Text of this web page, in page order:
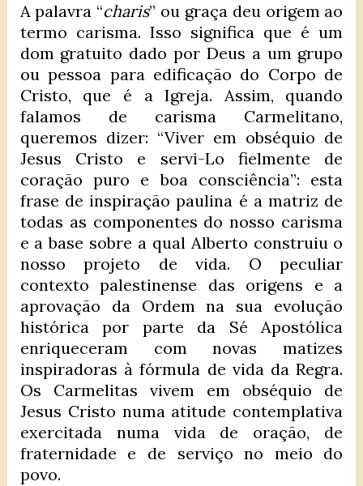
A palavra “charis” ou graça deu origem ao
termo carisma. Isso significa que é um
dom gratuito dado por Deus a um grupo
ou pessoa para edificação do Corpo de
Cristo, que é a Igreja. Assim, quando
falamos de carisma Carmelitano,
queremos dizer: “Viver em obséquio de
Jesus Cristo e servi-Lo fielmente de
coração puro e boa consciência”: esta
frase de inspiração paulina é a matriz de
todas as componentes do nosso carisma
e a base sobre a qual Alberto construiu o
nosso projeto de vida. O peculiar
contexto palestinense das origens e a
aprovação da Ordem na sua evolução
histórica por parte da Sé Apostólica
enriqueceram com novas matizes
inspiradoras à fórmula de vida da Regra.
Os Carmelitas vivem em obséquio de
Jesus Cristo numa atitude contemplativa
exercitada numa vida de oração, de
fraternidade e de serviço no meio do
povo.